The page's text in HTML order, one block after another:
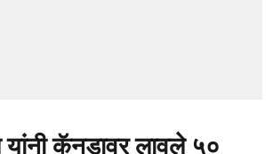
यांनी कॅनडावर लावले ५०